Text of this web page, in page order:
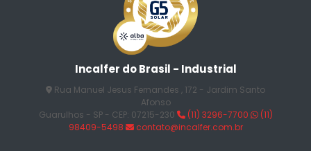
Incalfer do Brasil - Industrial
Rua Manuel Jesus Fernandes , 172 - Jardim Santo
Afonso
Guarulhos - SP - CEP: 07215-230
(11) 3296-7700
(11)
98409-5498
contato@incalfer.com.br